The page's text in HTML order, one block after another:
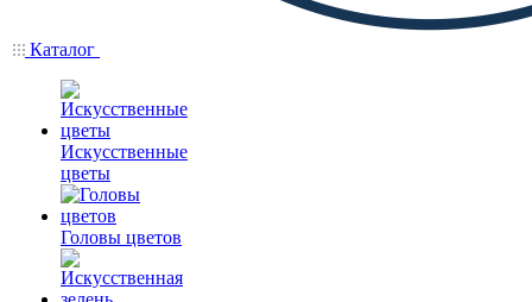
Каталог
Искусственные
цветы
Головы цветов